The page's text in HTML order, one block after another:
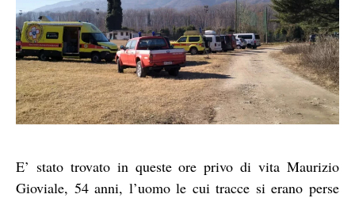
E’ stato trovato in queste ore privo di vita Maurizio
Gioviale, 54 anni, l’uomo le cui tracce si erano perse